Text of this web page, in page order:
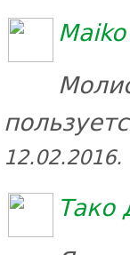
12.02.2016.
Тако